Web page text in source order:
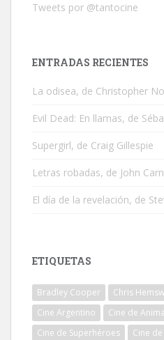
Tweets por @tantocine
ENTRADAS RECIENTES
La odisea, de Christopher
Evil Dead: En llamas, de
Supergirl, de Craig Gillespie
Letras robadas, de John
El día de la revelación, de
ETIQUETAS
Bradley Cooper Chris
Cine Argentino
Cine de
Cine de Superhéroes
Cine